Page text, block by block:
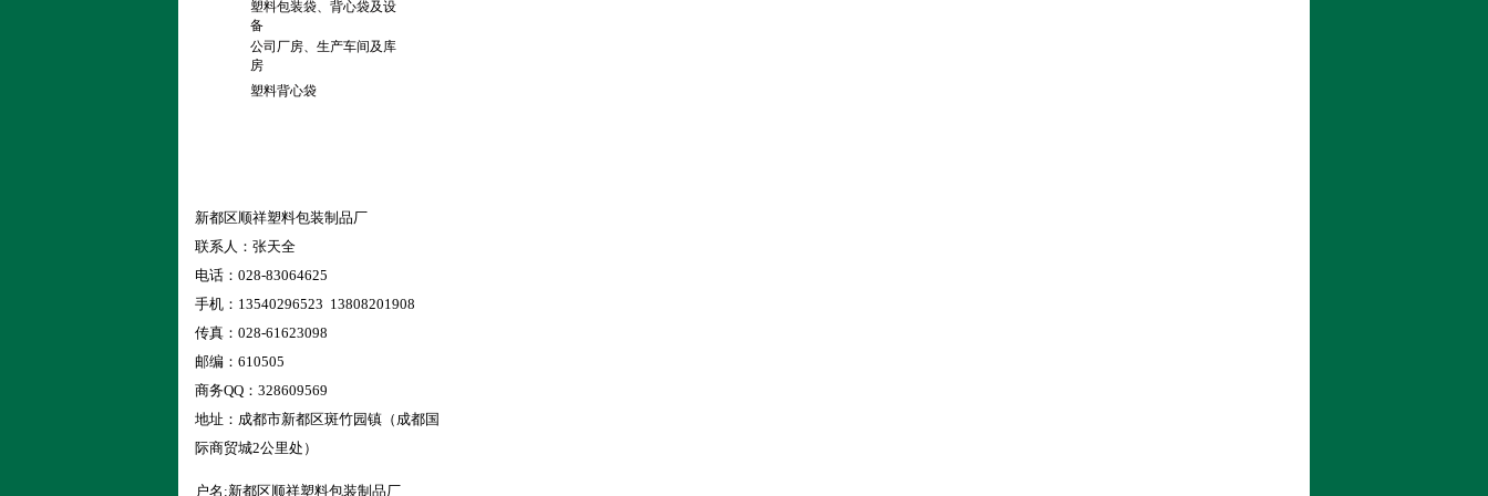
塑料包装袋、背心袋及设
备
公司厂房、生产车间及库
房
塑料背心袋
新都区顺祥塑料包装制品厂
联系人：张天全
电话：028-83064625
手机：13540296523 13808201908
传真：028-61623098
邮编：610505
商务QQ：328609569
地址：成都市新都区斑竹园镇（成都国
际商贸城2公里处）
户名:新都区顺祥塑料包装制品厂